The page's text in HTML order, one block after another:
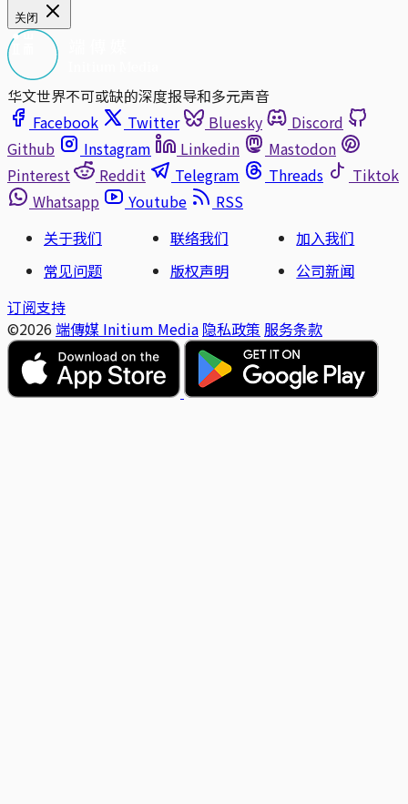
关闭
华文世界不可或缺的深度报导和多元声音
Facebook
Twitter Bluesky
Discord
Github
Instagram Linkedin
Mastodon
Pinterest
Reddit Telegram Threads
Tiktok
Whatsapp
Youtube
RSS
关于我们
联络我们
加入我们
常见问题
版权声明
公司新闻
订阅支持
©2026 端傳媒 Initium Media 隐私政策 服务条款